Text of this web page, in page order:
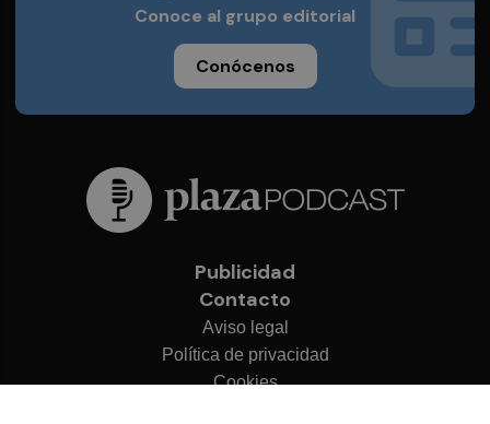
Conoce al grupo editorial
Conócenos
Publicidad
Contacto
Aviso legal
Política de privacidad
Cookies